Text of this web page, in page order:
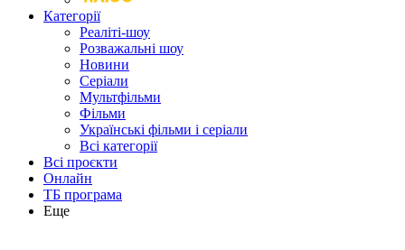
Категорії
Реаліті-шоу
Розважальні шоу
Новини
Серіали
Мультфільми
Фільми
Українські фільми і серіали
Всі категорії
Всі проєкти
Онлайн
ТБ програма
Еще